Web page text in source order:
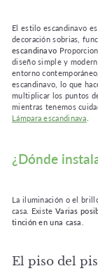
El estilo escandinavo
decoración sobrias,
escandinavo
diseño simple y
entorno
escandinavo, lo que
multiplicar los puntos
mientras tenemos
Lámpara escandinava
¿Dónde
La iluminación o el
casa. Existe Varias
tinción en una casa
El piso del